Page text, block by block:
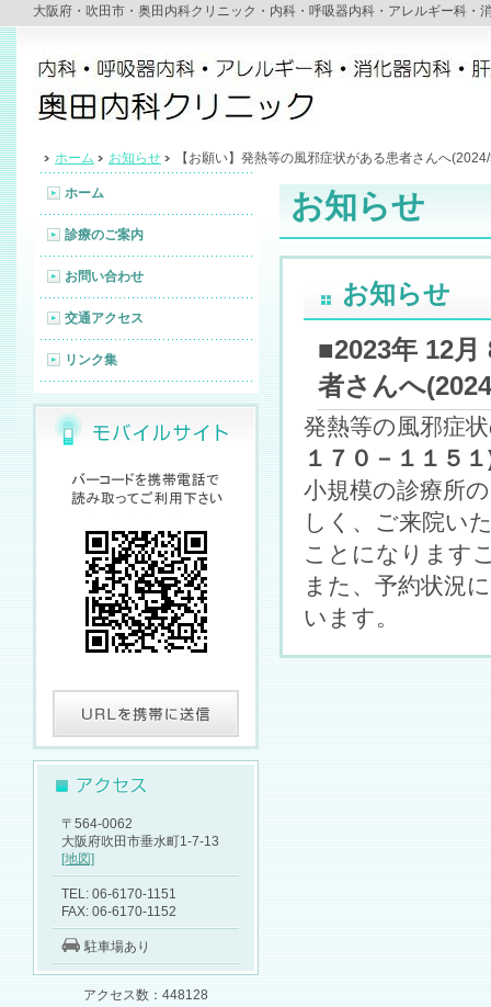
大阪府・吹田市・奥田内科クリニック・内科・呼吸器内科・アレルギー科・
ホーム お知らせ 【お願い】発熱等の風邪症状がある患者さんへ
お知らせ
お知らせ
■2023年 12
者さんへ
発熱等の風邪症
１７０－１１５
小規模の診療所
しく、ご来院い
ことになります
また、予約状況
います。
ホーム
診療のご案内
お問い合わせ
交通アクセス
リンク集
〒564-0062
大阪府吹田市垂水町1-7-13
[地図]
TEL: 06-6170-1151
FAX: 06-6170-1152
駐車場あり
アクセス数：448128